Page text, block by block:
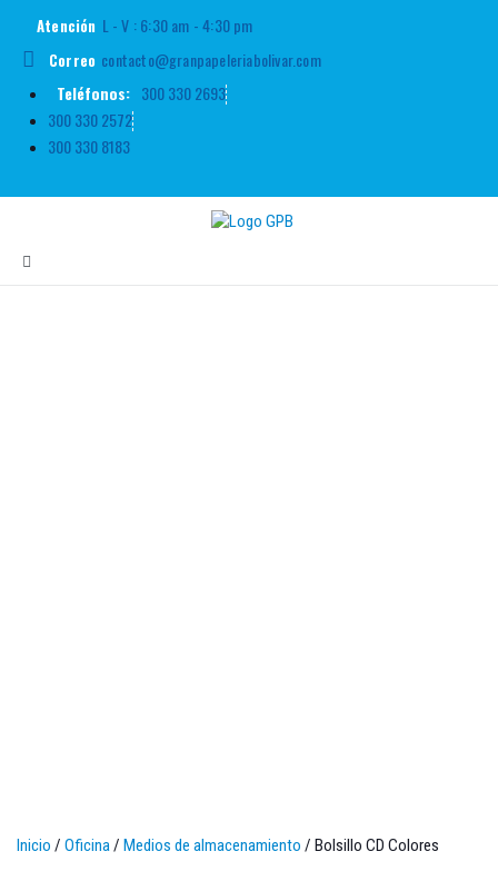
Atención L - V : 6:30 am - 4:30 pm
Correo contacto@granpapeleriabolivar.com
Teléfonos: 300 330 2693
300 330 2572
300 330 8183
Inicio / Oficina / Medios de almacenamiento / Bolsillo CD Colores